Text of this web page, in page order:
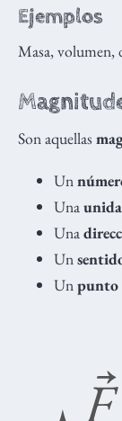
Ejemplos
Masa, volumen,
Son aquellas
Un
Una
Una
Un
Unpunto